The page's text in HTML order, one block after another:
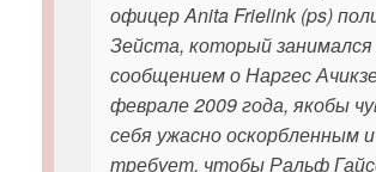
офицер Anita Frielink (ps)
Зейста, который
сообщением о Наргес
феврале 2009 года, якобы
себя ужасно оскорбленным и
требует, чтобы Ральф